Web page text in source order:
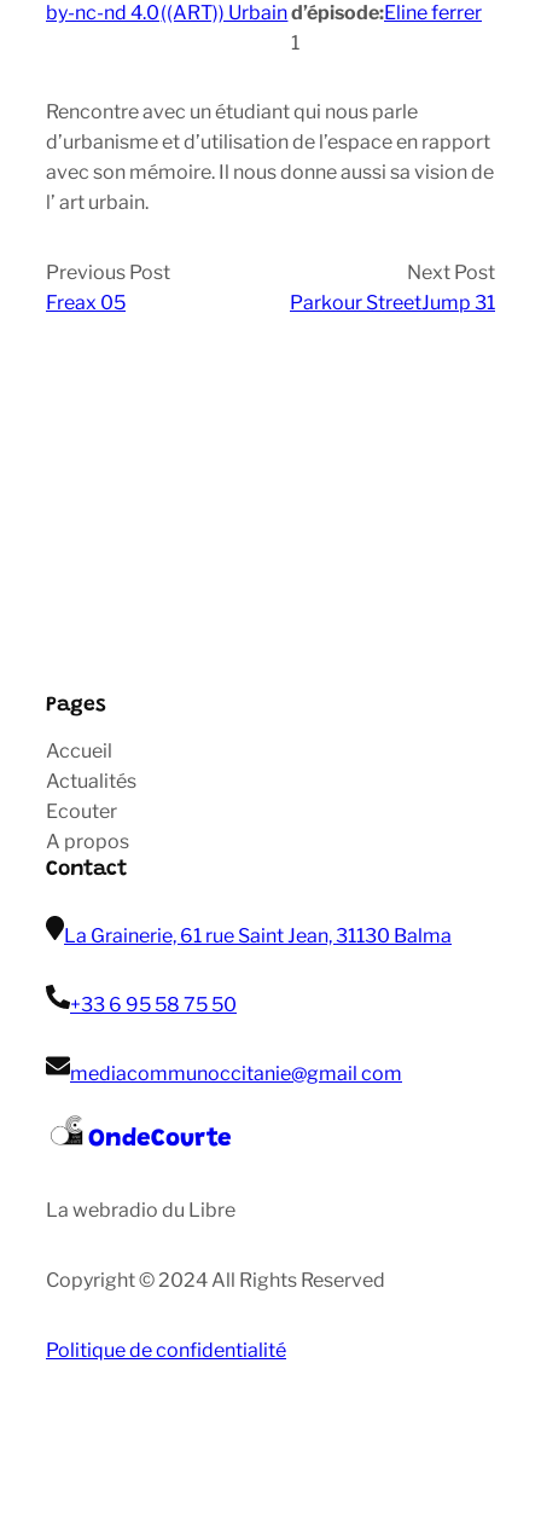
by-nc-nd 4.0((ART)) Urbaind’épisode:
1
Eline ferrer
Rencontre avec un étudiant qui nous parle
d’urbanisme et d’utilisation de l’espace en rapport
avec son mémoire. Il nous donne aussi sa vision de
l’ art urbain.
Previous Post
Freax 05
Next Post
Parkour StreetJump 31
Pages
Accueil
Actualités
Ecouter
A propos
Contact
La Grainerie, 61 rue Saint Jean, 31130 Balma
+33 6 95 58 75 50
mediacommunoccitanie@gmail com
OndeCourte
La webradio du Libre
Copyright © 2024 All Rights Reserved
Politique de confidentialité